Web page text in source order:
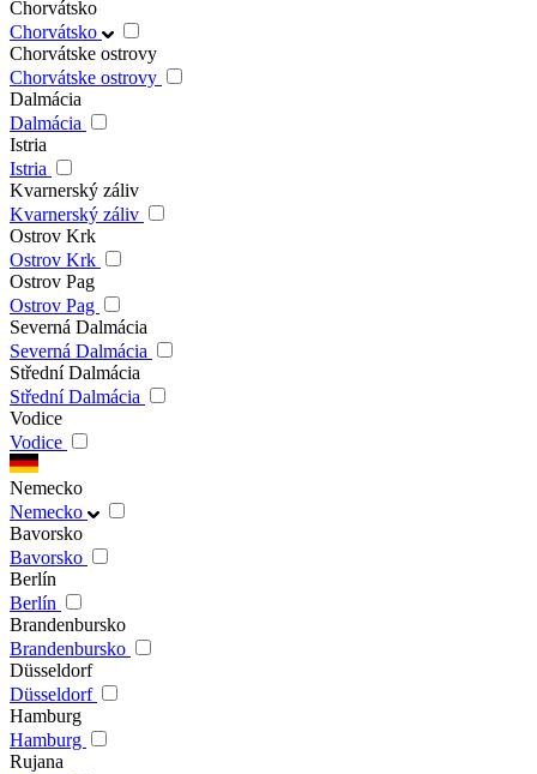
Chorvátsko
Chorvátsko
Chorvátske ostrovy
Chorvátske ostrovy
Dalmácia
Dalmácia
Istria
Istria
Kvarnerský záliv
Kvarnerský záliv
Ostrov Krk
Ostrov Krk
Ostrov Pag
Ostrov Pag
Severná Dalmácia
Severná Dalmácia
Střední Dalmácia
Střední Dalmácia
Vodice
Vodice
Nemecko
Nemecko
Bavorsko
Bavorsko
Berlín
Berlín
Brandenbursko
Brandenbursko
Düsseldorf
Düsseldorf
Hamburg
Hamburg
Rujana